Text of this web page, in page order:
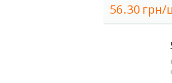
56.30 грн/